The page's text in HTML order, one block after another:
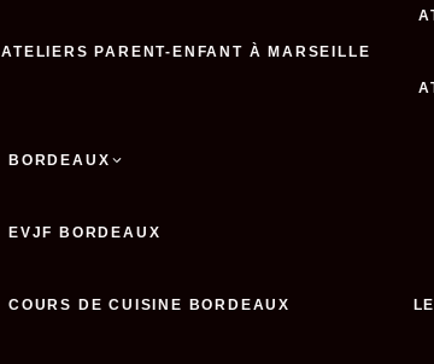
ATELIERS PARENT-ENFANT À MARSEILLE
BORDEAUX
EVJF BORDEAUX
COURS DE CUISINE BORDEAUX